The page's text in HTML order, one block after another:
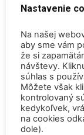
13. júla 2026
Zomrel Miroslav
2. júla 2026
Palivo v
jadrovou špičkou
2. júla 2026
Startup Helion
Microsoft
Nastavenie
Na našej
aby sme vám
že si
návštevy.
súhlas s
Môžete však
kontrolovaný
kedykoľvek,
na cookies
dole).